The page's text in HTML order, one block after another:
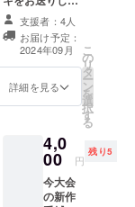
す。支援者：4人
お届け予定：
2024年09月
詳細を見る
こ
の
リ
タ
ー
ン
を
選
択
す
る
4,0
00 円
残り5
今大会
の新作